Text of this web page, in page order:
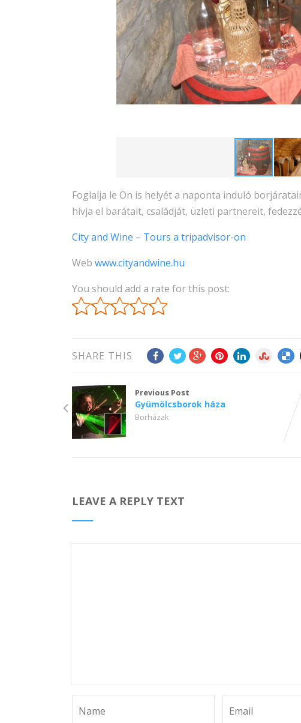
Foglalja le Ön is helyét a naponta induló
hívja el barátait, családját, üzleti partnereit,
City and Wine – Tours a tripadvisor-on
Webwww.cityandwine.hu
You should add a rate for this post:
SHARE THIS
Previous Post
Gyümölcsborok háza
Borházak
LEAVE A REPLY TEXT